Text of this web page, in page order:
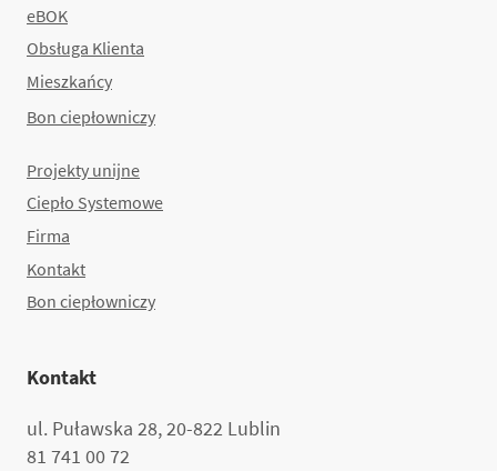
eBOK
Obsługa Klienta
Mieszkańcy
Bon ciepłowniczy
Projekty unijne
Ciepło Systemowe
Firma
Kontakt
Bon ciepłowniczy
Kontakt
ul. Puławska 28, 20-822 Lublin
81 741 00 72